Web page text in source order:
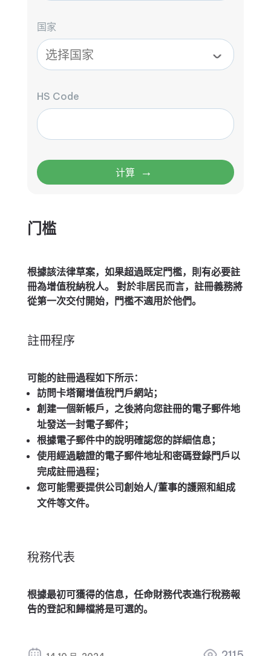
国家
HS Code
计算 →
门槛
根據該法律草案，如果超過既定門檻，則有必要註
冊為增值稅納稅人。 對於非居民而言，註冊義務將
從第一次交付開始，門檻不適用於他們。
註冊程序
可能的註冊過程如下所示：
訪問卡塔爾增值稅門戶網站；
創建一個新帳戶，之後將向您註冊的電子郵件地
址發送一封電子郵件；
根據電子郵件中的說明確認您的詳細信息；
使用經過驗證的電子郵件地址和密碼登錄門戶以
完成註冊過程；
您可能需要提供公司創始人/董事的護照和組成
文件等文件。
稅務代表
根據最初可獲得的信息，任命財務代表進行稅務報
告的登記和歸檔將是可選的。